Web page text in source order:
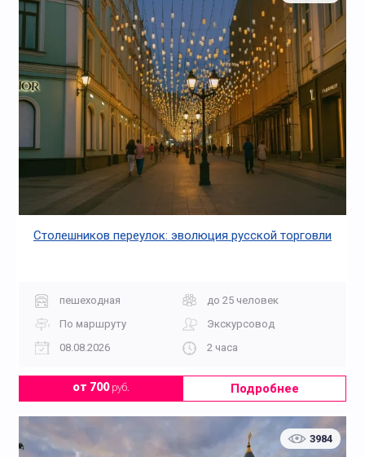
Столешников переулок: эволюция русской торговли
пешеходная
до 25 человек
По маршруту
Экскурсовод
08.08.2026
2 часа
от 700руб. Подробнее
3984